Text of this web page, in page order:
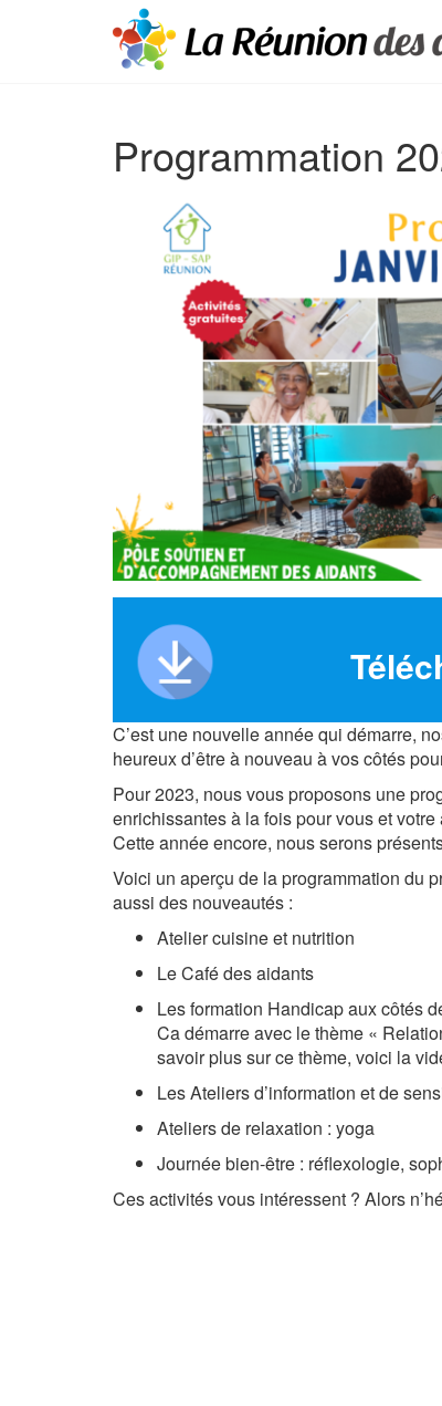
Programmation
C’est une nouvelle année qui démarre,
heureux d’être à nouveau à vos côtés
Pour 2023, nous vous proposons une
enrichissantes à la fois pour vous et
Cette année encore, nous serons
Voici un aperçu de la programmation du
aussi des nouveautés :
Atelier cuisine et nutrition
Le Café des aidants
Les formation Handicap aux côtés
Ca démarre avec le thème «
savoir plus sur ce thème, voici la
Les Ateliers d’information et de
Ateliers de relaxation : yoga
Journée bien-être : réflexologie,
Ces activités vous intéressent ? Alors